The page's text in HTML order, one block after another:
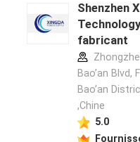
Shenzhen
fabricant
Bao’an Blvd,
Bao’an
,Chine
5.0